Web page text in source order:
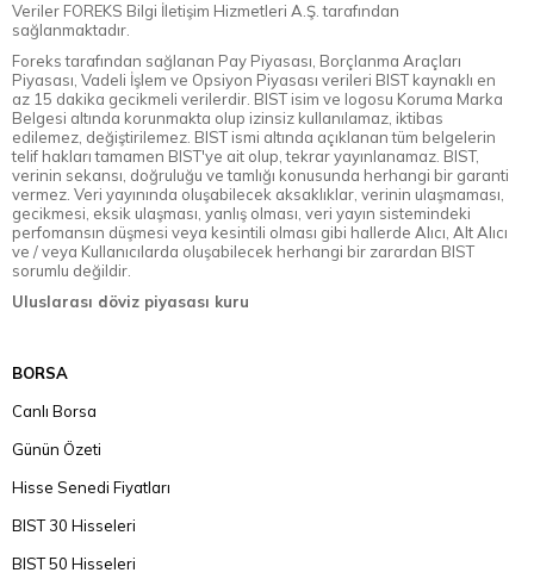
Veriler FOREKS Bilgi İletişim Hizmetleri A.Ş. tarafından
sağlanmaktadır.
Foreks tarafından sağlanan Pay Piyasası, Borçlanma Araçları
Piyasası, Vadeli İşlem ve Opsiyon Piyasası verileri BIST kaynaklı en
az 15 dakika gecikmeli verilerdir. BIST isim ve logosu Koruma Marka
Belgesi altında korunmakta olup izinsiz kullanılamaz, iktibas
edilemez, değiştirilemez. BIST ismi altında açıklanan tüm belgelerin
telif hakları tamamen BIST'ye ait olup, tekrar yayınlanamaz. BIST,
verinin sekansı, doğruluğu ve tamlığı konusunda herhangi bir garanti
vermez. Veri yayınında oluşabilecek aksaklıklar, verinin ulaşmaması,
gecikmesi, eksik ulaşması, yanlış olması, veri yayın sistemindeki
perfomansın düşmesi veya kesintili olması gibi hallerde Alıcı, Alt Alıcı
ve / veya Kullanıcılarda oluşabilecek herhangi bir zarardan BIST
sorumlu değildir.
Uluslarası döviz piyasası kuru
BORSA
Canlı Borsa
Günün Özeti
Hisse Senedi Fiyatları
BIST 30 Hisseleri
BIST 50 Hisseleri